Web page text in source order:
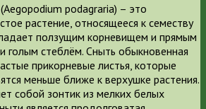
podagraria) – это
растение, относящееся к семеству
ползущим корневищем и прямым
голым стеблём. Сныть обыкновенная
прикорневые листья, которые
меньше ближе к верхушке растения.
собой зонтик из мелких белых